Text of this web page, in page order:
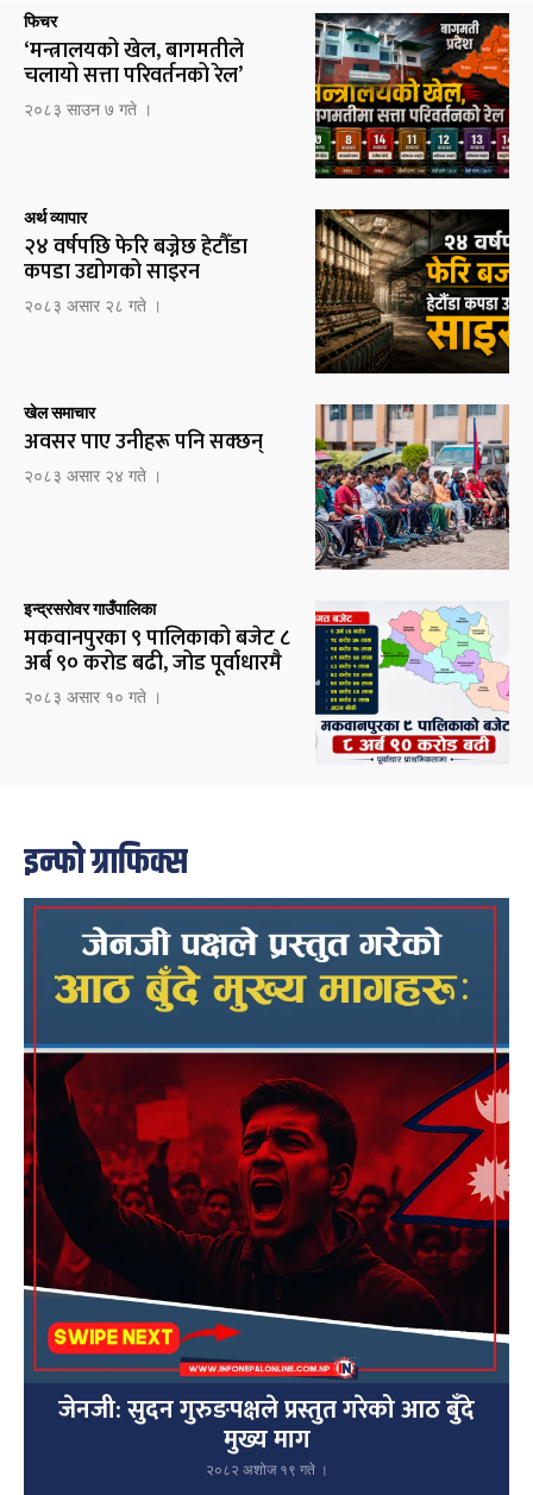
फिचर
‘मन्त्रालयको खेल, बागमतीले
चलायो सत्ता परिवर्तनको रेल’
२०८३ साउन ७ गते ।
अर्थ व्यापार
२४ वर्षपछि फेरि बज्नेछ हेटौँडा
कपडा उद्योगको साइरन
२०८३ असार २८ गते ।
खेल समाचार
अवसर पाए उनीहरू पनि सक्छन्
२०८३ असार २४ गते ।
इन्द्रसरोवर गाउँपालिका
मकवानपुरका ९ पालिकाको बजेट ८
अर्ब ९० करोड बढी, जोड पूर्वाधारमै
२०८३ असार १० गते ।
इन्फो ग्राफिक्स
जेनजी: सुदन गुरुङपक्षले प्रस्तुत गरेको आठ बुँदे
मुख्य माग
२०८२ अशोज १९ गते ।